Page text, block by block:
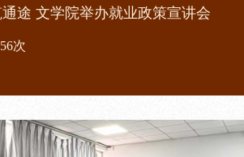
途 文学院举办就业政策宣讲会
次